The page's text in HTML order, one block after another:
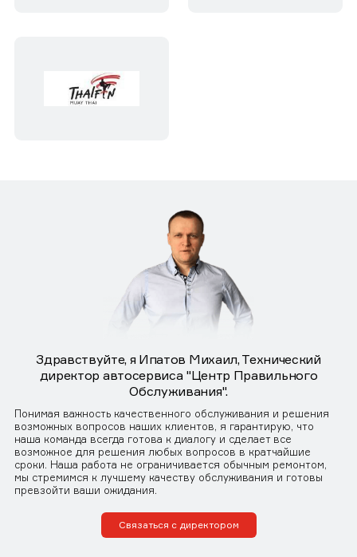
Здравствуйте, я Ипатов Михаил, Технический
директор автосервиса "Центр Правильного
Обслуживания".
Понимая важность качественного обслуживания и решения
возможных вопросов наших клиентов, я гарантирую, что
наша команда всегда готова к диалогу и сделает все
возможное для решения любых вопросов в кратчайшие
сроки. Наша работа не ограничивается обычным ремонтом,
мы стремимся к лучшему качеству обслуживания и готовы
превзойти ваши ожидания.
Связаться с директором